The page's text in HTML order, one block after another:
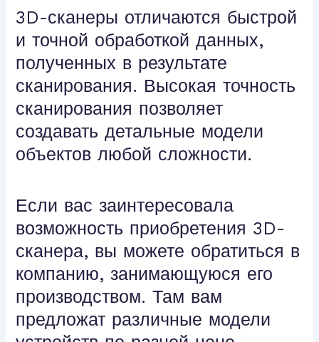
3D-сканеры отличаются быстрой
и точной обработкой данных,
полученных в результате
сканирования. Высокая точность
сканирования позволяет
создавать детальные модели
объектов любой сложности.
Если вас заинтересовала
возможность приобретения 3D-
сканера, вы можете обратиться в
компанию, занимающуюся его
производством. Там вам
предложат различные модели